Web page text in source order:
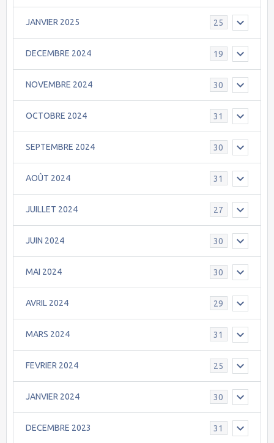
JANVIER 2025 25
DECEMBRE 2024 19
NOVEMBRE 2024 30
OCTOBRE 2024 31
SEPTEMBRE 2024 30
AOÛT 2024 31
JUILLET 2024 27
JUIN 2024 30
MAI 2024 30
AVRIL 2024 29
MARS 2024 31
FEVRIER 2024 25
JANVIER 2024 30
DECEMBRE 2023 31